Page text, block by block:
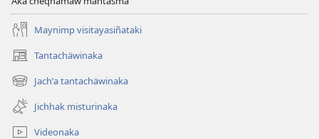
Maynimp visitayasiñataki
Tantachäwinaka
(opens
new
window)
Jachʼa tantachäwinaka
(opens
new
window)
Jichhak misturinaka
Videonaka